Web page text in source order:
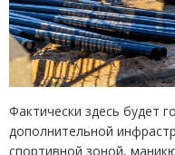
Фактически здесь будет
дополнительной
спортивной зоной,